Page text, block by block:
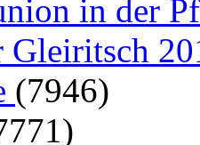
in der
Gleiritsch
(7946)